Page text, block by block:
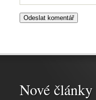
Nové články